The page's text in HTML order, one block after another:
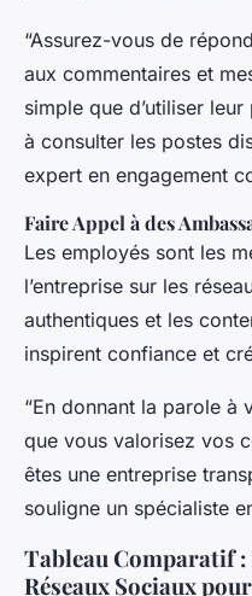
“Assurez-vous de
aux commentaires et
simple que d’utiliser
à consulter les postes
expert en engagement
Faire Appel à des
Les employés sont les
l’entreprise sur les
authentiques et les
inspirent confiance et
“En donnant la parole à
que vous valorisez vos
êtes une entreprise
souligne un spécialiste
Tableau Comparatif :
Réseaux Sociaux